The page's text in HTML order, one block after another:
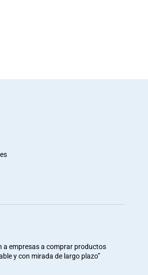
a empresas a comprar productos
y con mirada de largo plazo”